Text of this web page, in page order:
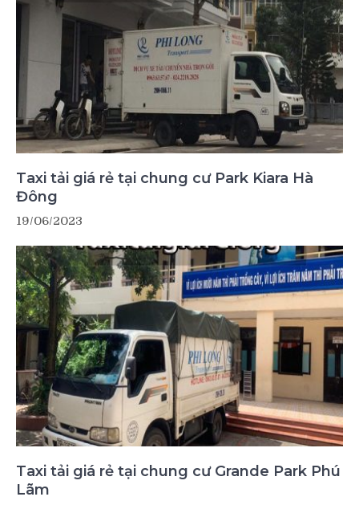
Taxi tải giá rẻ tại chung cư Park Kiara Hà
Đông
19/06/2023
Taxi tải giá rẻ tại chung cư Grande Park Phú
Lãm